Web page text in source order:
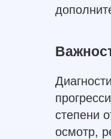
степени
осмотр,